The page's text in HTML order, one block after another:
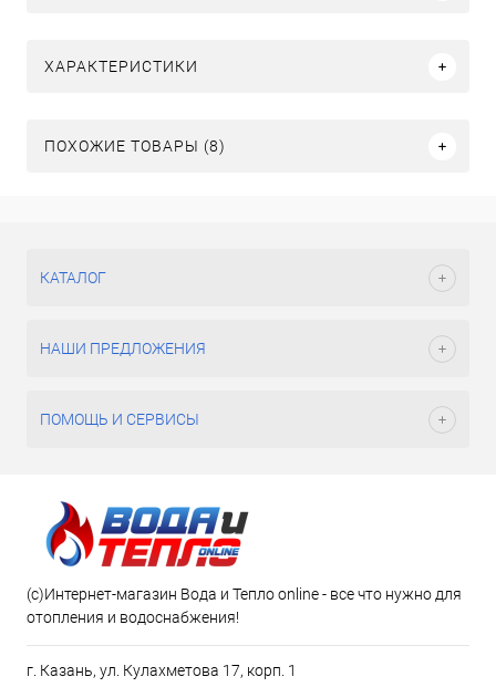
ХАРАКТЕРИСТИКИ
ПОХОЖИЕ ТОВАРЫ (8)
КАТАЛОГ
НАШИ ПРЕДЛОЖЕНИЯ
ПОМОЩЬ И СЕРВИСЫ
(c)Интернет-магазин Вода и Тепло online - все что нужно для
отопления и водоснабжения!
г. Казань, ул. Кулахметова 17, корп. 1